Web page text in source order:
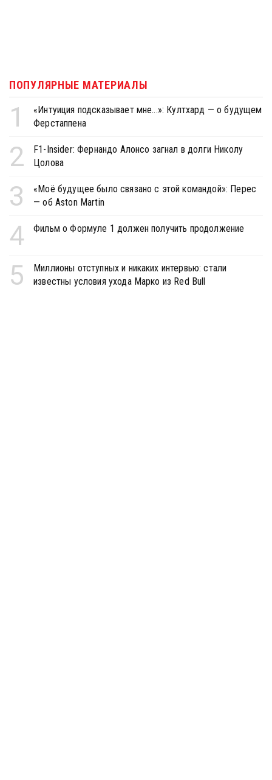
ПОПУЛЯРНЫЕ МАТЕРИАЛЫ
1
«Интуиция подсказывает мне...»: Култхард — о будущем
Ферстаппена
2
F1-Insider: Фернандо Алонсо загнал в долги Николу
Цолова
3
«Моё будущее было связано с этой командой»: Перес
— об Aston Martin
4 Фильм о Формуле 1 должен получить продолжение
5
Миллионы отступных и никаких интервью: стали
известны условия ухода Марко из Red Bull